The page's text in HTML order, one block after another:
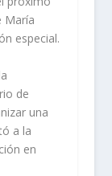
María
especial.
de
una
a la
en